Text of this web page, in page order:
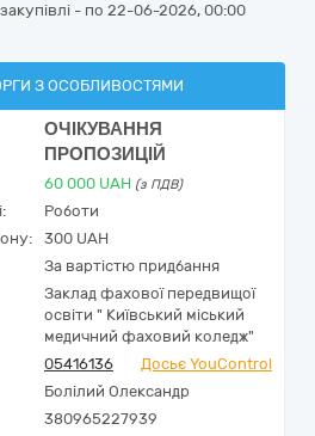
- по 22-06-2026, 00:00
З ОСОБЛИВОСТЯМИ
ОЧІКУВАННЯ
ПРОПОЗИЦІЙ
60 000 UAH (з ПДВ)
Роботи
300 UAH
За вартістю придбання
Заклад фахової передвищої
освіти " Київський міський
медичний фаховий коледж"
05416136
Досьє YouControl
Болілий Олександр
380965227939